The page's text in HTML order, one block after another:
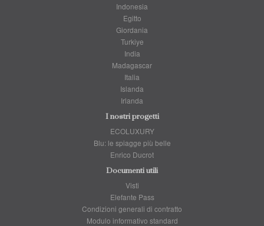
Indonesia
Egitto
Giordania
Turkiye
India
Madagascar
Italia
Islanda
Irlanda
I nostri progetti
ECOLUXURY
Blu: le spiagge più belle
Enrico Ducrot
Documenti utili
Visti
Elefante Pass
Condizioni generali di contratto
Modulo informativo standard